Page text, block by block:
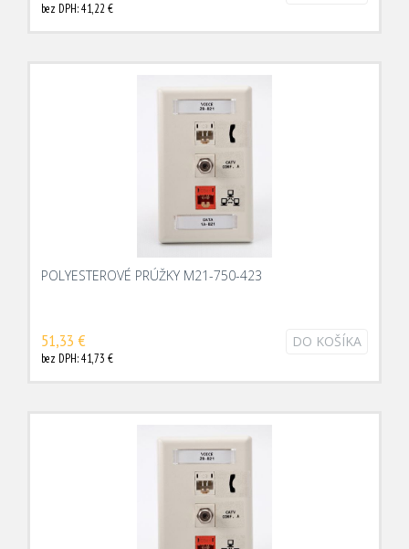
bez DPH: 41,22 €
POLYESTEROVÉ PRÚŽKY M21-750-423
51,33 €
bez DPH: 41,73 €
DO KOŠÍKA